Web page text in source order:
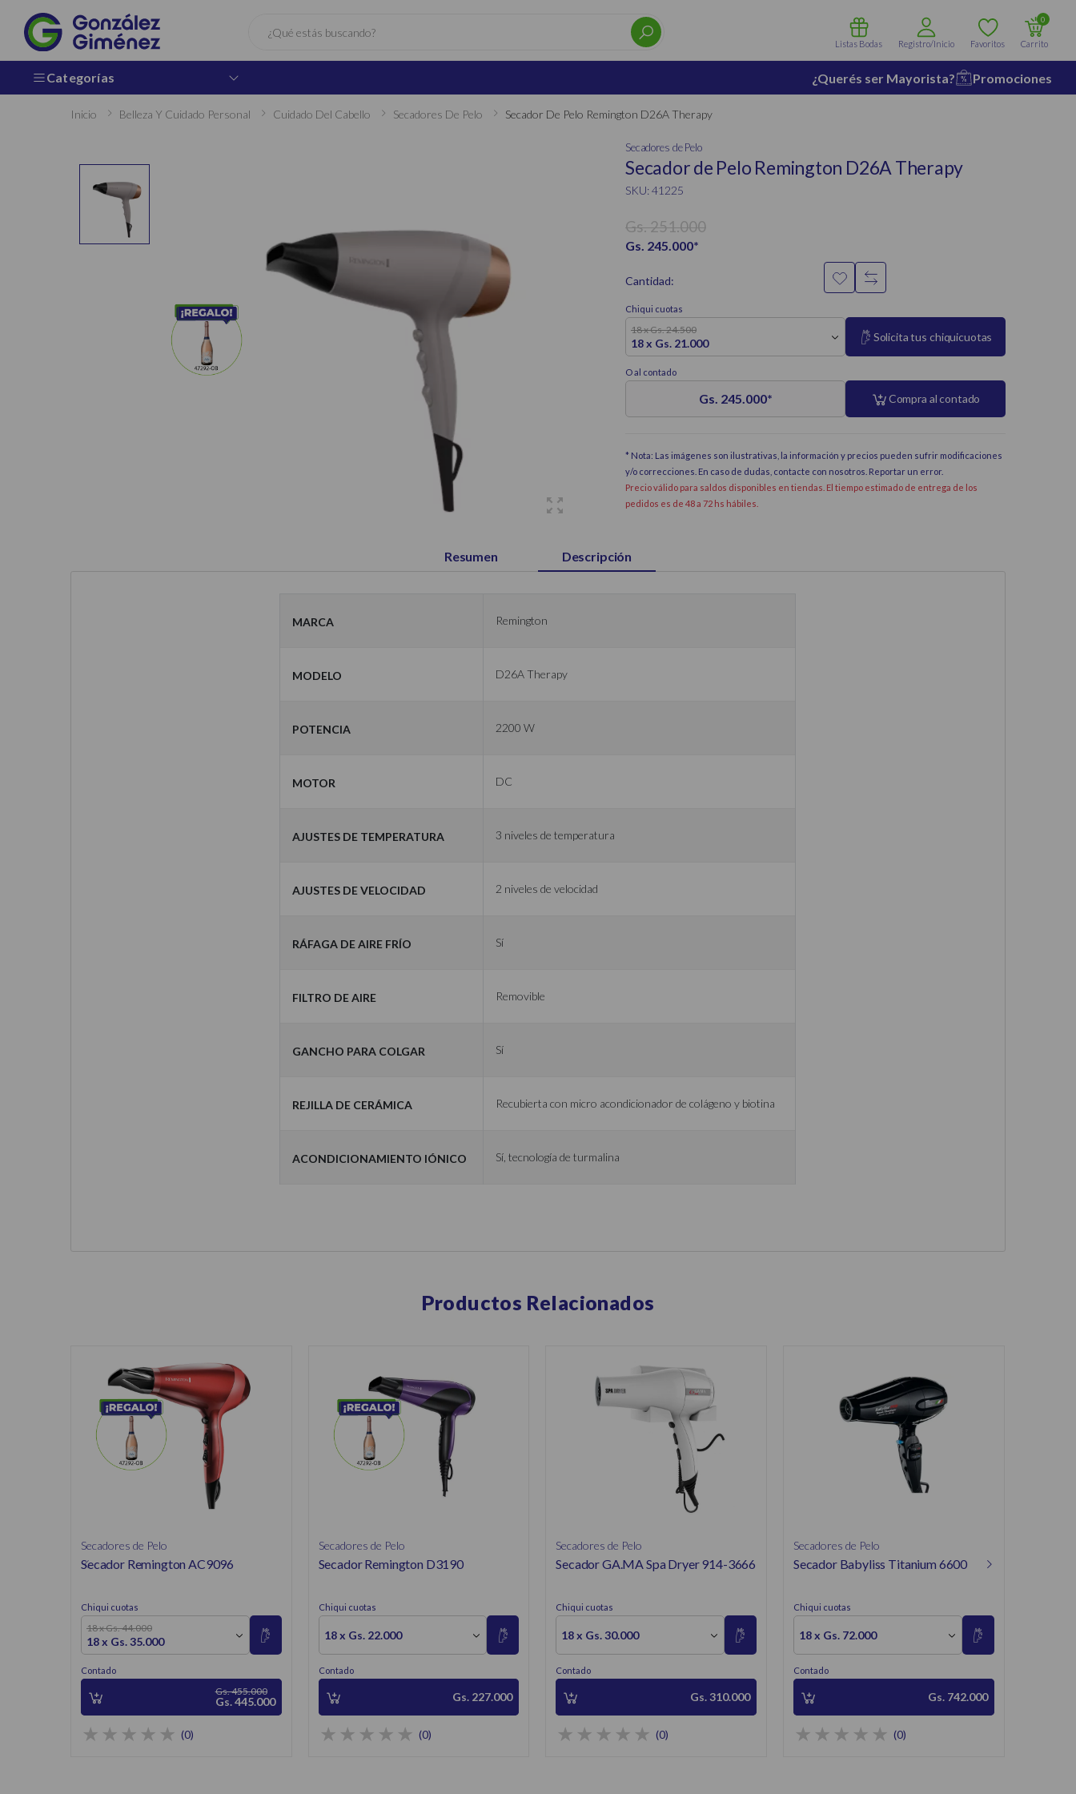
Listas Bodas Registro/Inicio Favoritos Carrito
0
Categorías ¿Querés ser Mayorista? Promociones
Inicio Belleza Y Cuidado Personal Cuidado Del Cabello Secadores De Pelo Secador De Pelo Remington D26A Therapy
Secadores de Pelo
Secador de Pelo Remington D26A Therapy
SKU: 41225
Gs. 251.000
Gs. 245.000*
Cantidad:
Chiqui cuotas
18 x Gs. 24.500
18 x Gs. 21.000 Solicita tus chiquicuotas
O al contado
Gs. 245.000* Compra al contado
* Nota: Las imágenes son ilustrativas, la información y precios pueden sufrir modificaciones
y/o correcciones. En caso de dudas, contacte con nosotros. Reportar un error.
Precio válido para saldos disponibles en tiendas. El tiempo estimado de entrega de los
pedidos es de 48 a 72 hs hábiles.
Resumen Descripción
Marca Remington
Modelo D26A Therapy
Potencia 2200 W
Motor DC
Ajustes de Temperatura 3 niveles de temperatura
Ajustes de Velocidad 2 niveles de velocidad
Ráfaga de Aire Frío Sí
Filtro de Aire Removible
Gancho para Colgar Sí
Rejilla de Cerámica Recubierta con micro acondicionador de colágeno y biotina
Acondicionamiento iónico Sí, tecnología de turmalina
Productos Relacionados
Secadores de Pelo
Secador Remington AC9096
Chiqui cuotas
18 x Gs. 44.000
18 x Gs. 35.000
Contado
Gs. 455.000
Gs. 445.000
(0)
Secadores de Pelo
Secador Remington D3190
Chiqui cuotas
18 x Gs. 22.000
Contado
Gs. 227.000
(0)
Secadores de Pelo
Secador GA.MA Spa Dryer 914-3666
Chiqui cuotas
18 x Gs. 30.000
Contado
Gs. 310.000
(0)
Secadores de Pelo
Secador Babyliss Titanium 6600
Chiqui cuotas
18 x Gs. 72.000
Contado
Gs. 742.000
(0)